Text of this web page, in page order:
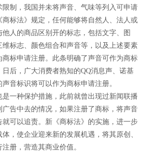
制，我国并未将声音、气味等列入可申请
商标法》规定，任何能够将自然人、法人或
人的商品区别开的标志，包括文字、图
维标志、颜色组合和声音等，以及上述要素
商标申请注册。此条明确了声音可作为商标
后，广大消费者熟知的QQ消息声、诺基
音标识将可以作为商标申请注册。
种保护措施，此前就曾出现过新闻联播
广告中去的情况，如果注册了商标，将声音
就可以追责。新《商标法》的实施，进一步
，使企业迎来新的发展机遇，将其原创、
册，营造其商业价值。